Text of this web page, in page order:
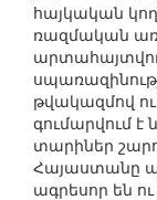
հայկական
ռազմական
թվակազմով
գումարվում
տարիներ
Հայաստանը
ագրեսոր են